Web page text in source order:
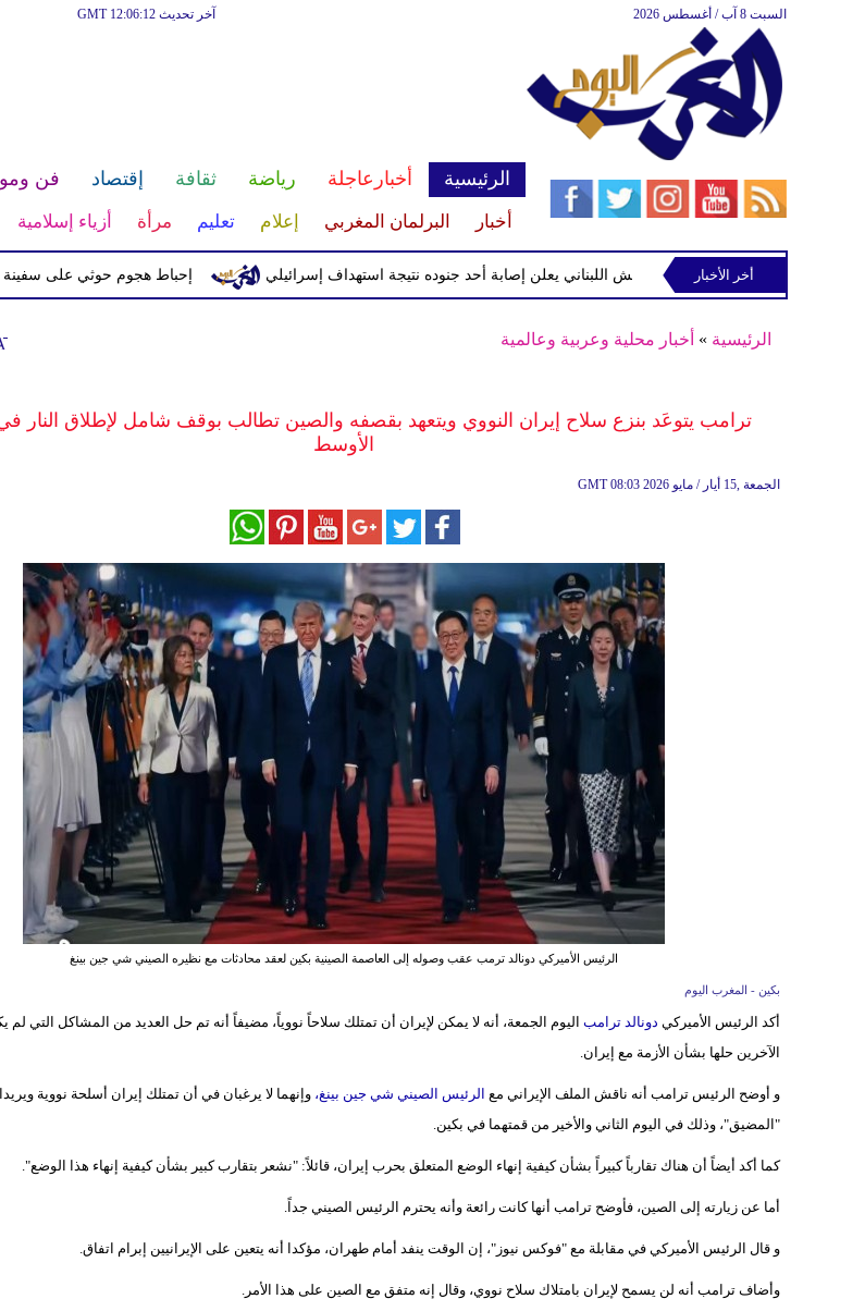
آخر تحديث GMT 12:06:12 السبت 8 آب / أغسطس 2026
الرئيسية أخبارعاجلة رياضة ثقافة إقتصاد فن
أخبار البرلمان المغربي إعلام تعليم مرأة أزياء إسلامية
إحباط هجوم حوثي على سفينة نفطية الجيش اللبناني يعلن إصابة أحد جنوده نتيجة استهداف إسرائيلي أخر الأخبار
الرئيسية » أخبار محلية وعربية وعالمية
ترامب يتوعَد بنزع سلاح إيران النووي ويتعهد بقصفه والصين تطالب بوقف شامل لإطلاق النار
الأوسط
GMT 08:03 2026 الجمعة ,15 أيار / مايو
الرئيس الأميركي دونالد ترمب عقب وصوله إلى العاصمة الصينية بكين لعقد محادثات مع نظيره الصيني شي جين بينغ
بكين - المغرب اليوم
أكد الرئيس الأميركيدونالد ترامب اليوم الجمعة، أنه لا يمكن لإيران أن تمتلك سلاحاً نووياً، مضيفاً أنه تم حل العديد من المشاكل التي لم
الآخرين حلها بشأن الأزمة مع إيران.
و أوضح الرئيس ترامب أنه ناقش الملف الإيراني معالرئيس الصيني شي جين بينغ، وإنهما لا يرغبان في أن تمتلك إيران أسلحة نووية
"المضيق"، وذلك في اليوم الثاني والأخير من قمتهما في بكين.
كما أكد أيضاً أن هناك تقارباً كبيراً بشأن كيفية إنهاء الوضع المتعلق بحرب إيران، قائلاً: "نشعر بتقارب كبير بشأن كيفية إنهاء هذا الوضع".
أما عن زيارته إلى الصين، فأوضح ترامب أنها كانت رائعة وأنه يحترم الرئيس الصيني جداً.
و قال الرئيس الأميركي في مقابلة مع "فوكس نيوز"، إن الوقت ينفد أمام طهران، مؤكدا أنه يتعين على الإيرانيين إبرام اتفاق.
وأضاف ترامب أنه لن يسمح لإيران بامتلاك سلاح نووي، وقال إنه متفق مع الصين على هذا الأمر.